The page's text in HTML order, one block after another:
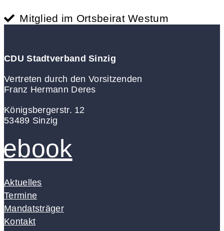
Mitglied im Ortsbeirat Westum
CDU Stadtverband Sinzig
Vertreten durch den Vorsitzenden
Franz Hermann Deres
Königsbergerstr. 12
53489 Sinzig
Aktuelles
Termine
Mandatsträger
Kontakt